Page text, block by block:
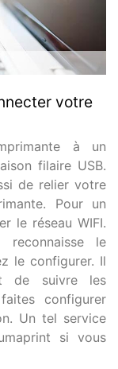
votre
à un
filaire USB.
de relier votre
Pour un
le réseau WIFI.
le
le configurer. Il
de suivre les
configurer
Un tel service
si vous